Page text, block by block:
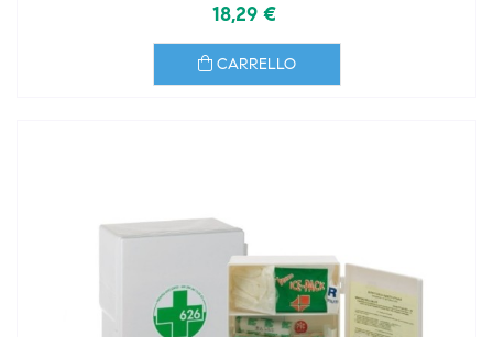
18,29 €
CARRELLO